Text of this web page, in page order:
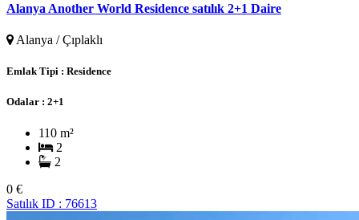
Alanya Another World Residence satılık 2+1 Daire
Alanya / Çıplaklı
Emlak Tipi : Residence
Odalar : 2+1
110 m²
2
2
0 €
Satılık ID : 76613